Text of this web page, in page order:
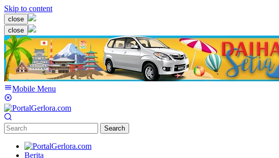
Skip to content
close
close
Mobile Menu
Search
Berita